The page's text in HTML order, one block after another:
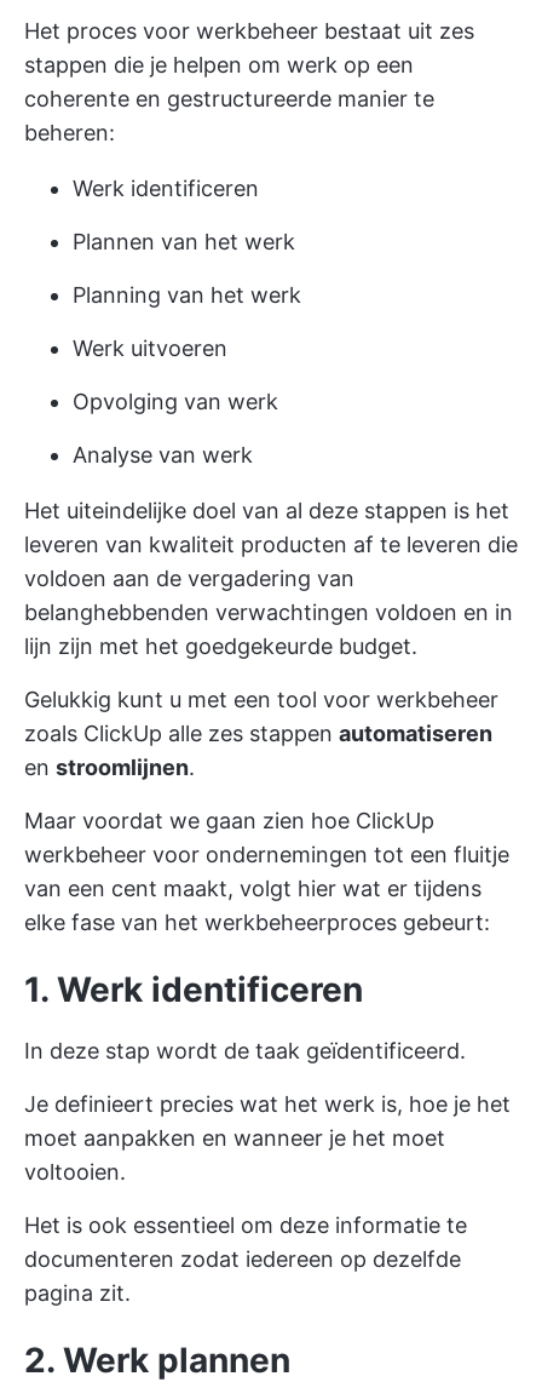
Het proces voor werkbeheer bestaat uit zes
stappen die je helpen om werk op een
coherente en gestructureerde manier te
beheren:
Werk identificeren
Plannen van het werk
Planning van het werk
Werk uitvoeren
Opvolging van werk
Analyse van werk
Het uiteindelijke doel van al deze stappen is het
leveren van kwaliteit producten af te leveren die
voldoen aan de vergadering van
belanghebbenden verwachtingen voldoen en in
lijn zijn met het goedgekeurde budget.
Gelukkig kunt u met een tool voor werkbeheer
zoals ClickUp alle zes stappen automatiseren
en stroomlijnen.
Maar voordat we gaan zien hoe ClickUp
werkbeheer voor ondernemingen tot een fluitje
van een cent maakt, volgt hier wat er tijdens
elke fase van het werkbeheerproces gebeurt:
1. Werk identificeren
In deze stap wordt de taak geïdentificeerd.
Je definieert precies wat het werk is, hoe je het
moet aanpakken en wanneer je het moet
voltooien.
Het is ook essentieel om deze informatie te
documenteren zodat iedereen op dezelfde
pagina zit.
2. Werk plannen